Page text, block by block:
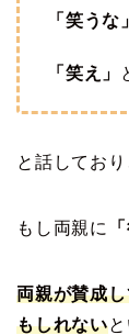
「笑うな」
「笑え」
と話しており
もし両親に
両親が賛成
もしれない